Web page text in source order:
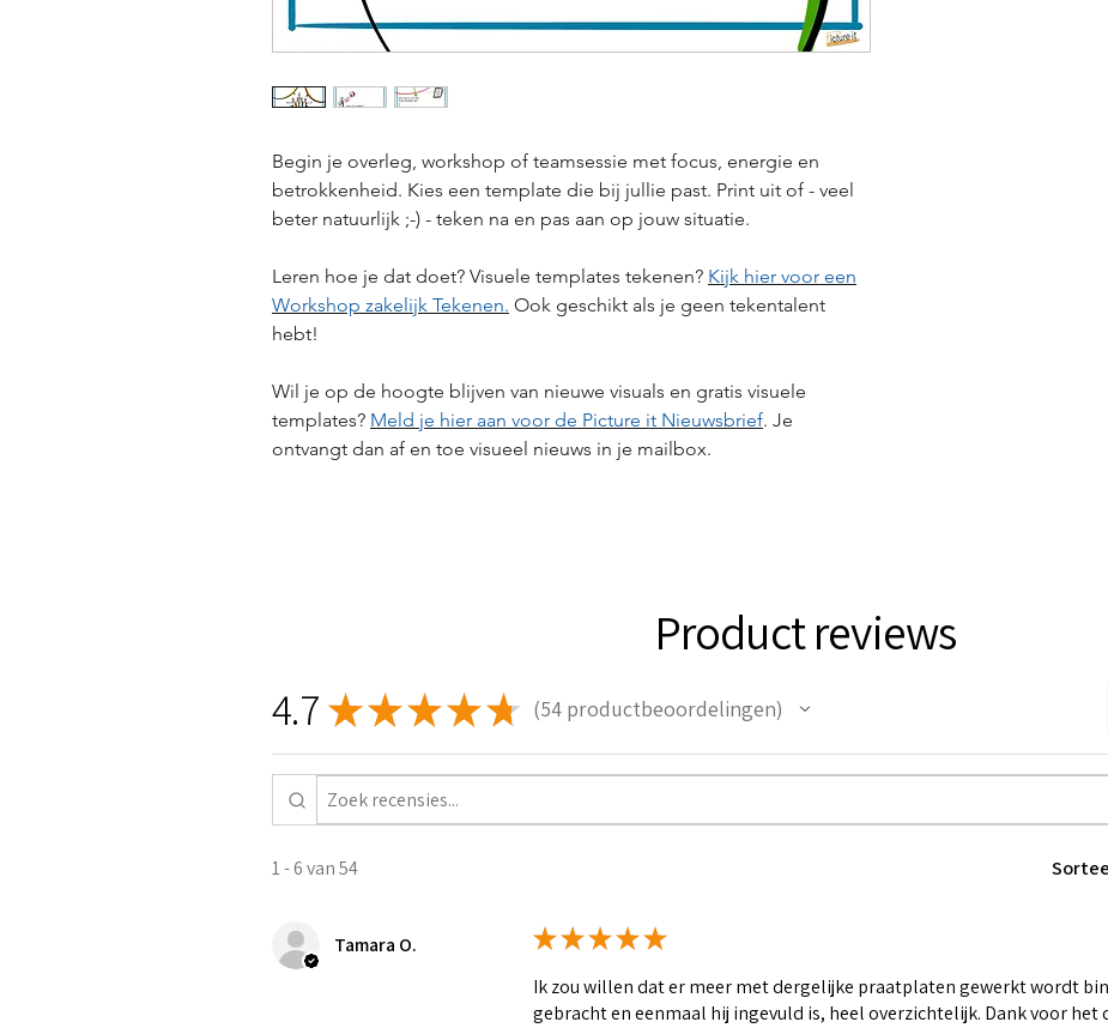
Begin je overleg, workshop of teamsessie met focus, energie en
betrokkenheid. Kies een template die bij jullie past. Print uit of - veel
beter natuurlijk ;-) - teken na en pas aan op jouw situatie.
Leren hoe je dat doet? Visuele templates tekenen? Kijk hier voor een
Workshop zakelijk Tekenen. Ook geschikt als je geen tekentalent
hebt!
Wil je op de hoogte blijven van nieuwe visuals en gratis visuele
templates? Meld je hier aan voor de Picture it Nieuwsbrief. Je
ontvangt dan af en toe visueel nieuws in je mailbox.
Product reviews
4.7 ★★★★★ 54productbeoordelingen
54
1 - 6 van 54
Tamara O. ★★★★★
Ik zou willen dat er meer met dergelijke praatplaten gewerkt wordt
gebracht en eenmaal hij ingevuld is, heel overzichtelijk. Dank voor het